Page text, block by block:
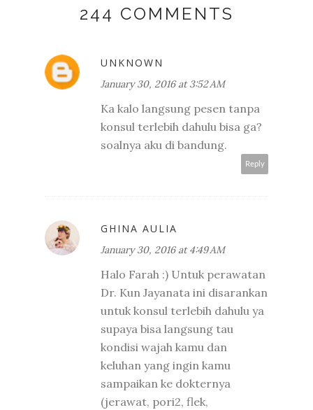
244 COMMENTS
UNKNOWN
January 30, 2016 at 3:52 AM
Ka kalo langsung pesen tanpa
konsul terlebih dahulu bisa ga?
soalnya aku di bandung.
Reply
GHINA AULIA
January 30, 2016 at 4:49 AM
Halo Farah :) Untuk perawatan
Dr. Kun Jayanata ini disarankan
untuk konsul terlebih dahulu ya
supaya bisa langsung tau
kondisi wajah kamu dan
keluhan yang ingin kamu
sampaikan ke dokternya
(jerawat, pori2, flek,